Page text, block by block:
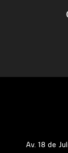
Av. 18 de